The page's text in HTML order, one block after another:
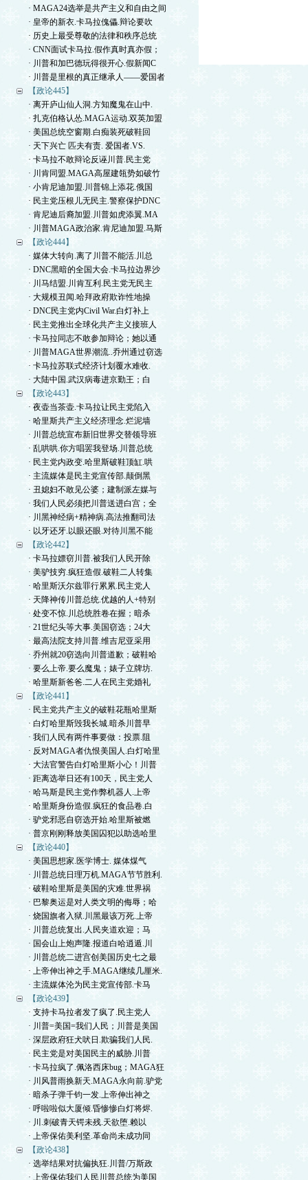
· MAGA24选举是共产主义和自由之间
· 皇帝的新衣.卡马拉傀儡.辩论要吹
· 历史上最受尊敬的法律和秩序总统
· CNN面试卡马拉.假作真时真亦假；
· 川普和加巴德玩得很开心.假新闻C
· 川普是里根的真正继承人——爱国者
【政论445】
· 离开庐山仙人洞.方知魔鬼在山中.
· 扎克伯格认怂.MAGA运动.双英加盟
· 美国总统空窗期.白痴装死破鞋回
· 天下兴亡 匹夫有责. 爱国者.VS.
· 卡马拉不敢辩论反诬川普.民主党
· 川肯同盟.MAGA高屋建瓴势如破竹
· 小肯尼迪加盟.川普锦上添花.俄国
· 民主党压根儿无民主.警察保护DNC
· 肯尼迪后裔加盟.川普如虎添翼.MA
· 川普MAGA政治家.肯尼迪加盟.马斯
【政论444】
· 媒体大转向.离了川普不能活.川总
· DNC黑暗的全国大会.卡马拉边界沙
· 川马结盟.川肯互利.民主党无民主
· 大规模丑闻.哈拜政府欺诈性地操
· DNC民主党内Civil War.白灯补上
· 民主党推出全球化共产主义接班人
· 卡马拉同志不敢参加辩论；她以通
· 川普MAGA世界潮流..乔州通过窃选
· 卡马拉苏联式经济计划覆水难收.
· 大陆中国.武汉病毒进京勤王；白
【政论443】
· 夜壶当茶壶.卡马拉让民主党陷入
· 哈里斯共产主义经济理念.烂泥墙
· 川普总统宣布新旧世界交替领导班
· 乱哄哄.你方唱罢我登场.川普总统
· 民主党内政变.哈里斯破鞋顶缸.哄
· 主流媒体是民主党宣传部.颠倒黑
· 丑媳妇不敢见公婆；建制派左媒与
· 我们人民必须把川普送进白宫；全
· 川黑神经病+精神病.高法推翻司法
· 以牙还牙.以眼还眼.对待川黑不能
【政论442】
· 卡马拉嫖窃川普.被我们人民开除
· 美驴技穷.疯狂造假.破鞋二人转集
· 哈里斯沃尔兹罪行累累.民主党人
· 天降神传川普总统.优越的人+特别
· 处变不惊.川总统胜卷在握；暗杀
· 21世纪头等大事.美国窃选；24大
· 最高法院支持川普.维吉尼亚采用
· 乔州就20窃选向川普道歉；破鞋哈
· 要么上帝.要么魔鬼；婊子立牌坊.
· 哈里斯新爸爸.二人在民主党婚礼
【政论441】
· 民主党共产主义的破鞋花瓶哈里斯
· 白灯哈里斯毁我长城.暗杀川普早
· 我们人民有两件事要做：投票.阻
· 反对MAGA者仇恨美国人.白灯哈里
· 大法官警告白灯哈里斯小心！川普
· 距离选举日还有100天，民主党人
· 哈马斯是民主党作弊机器人.上帝
· 哈里斯身份造假.疯狂的食品卷.白
· 驴党邪恶自窃选开始.哈里斯被燃
· 普京刚刚释放美国囚犯以助选哈里
【政论440】
· 美国思想家.医学博士. 媒体煤气
· 川普总统日理万机.MAGA节节胜利.
· 破鞋哈里斯是美国的灾难.世界祸
· 巴黎奥运是对人类文明的侮辱；哈
· 烧国旗者入狱.川黑最该万死.上帝
· 川普总统复出.人民夹道欢迎；马
· 国会山上炮声隆.报道白哈逍遁.川
· 川普总统二进宫创美国历史七之最
· 上帝伸出神之手.MAGA继续几厘米.
· 主流媒体沦为民主党宣传部.卡马
【政论439】
· 支持卡马拉者发了疯了.民主党人
· 川普=美国=我们人民；川普是美国
· 深层政府狂犬吠日.欺骗我们人民.
· 民主党是对美国民主的威胁.川普
· 卡马拉疯了.佩洛西床bug；MAGA狂
· 川风普雨换新天.MAGA永向前.驴党
· 暗杀子弹千钧一发.上帝伸出神之
· 呼啦啦似大厦倾.昏惨惨白灯将烬.
· 川.刺破青天锷未残.天欲堕.赖以
· 上帝保佑美利坚.革命尚未成功同
【政论438】
· 选举结果对抗偏执狂.川普/万斯政
· 上帝保佑我们人民川普总统为美国